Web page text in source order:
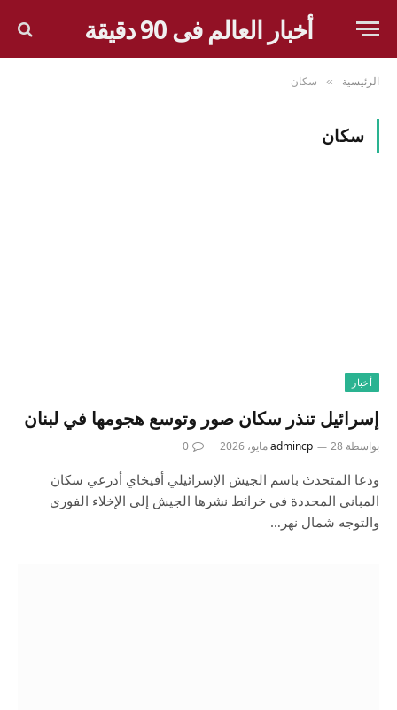
أخبار العالم فى 90 دقيقة
الرئيسية » سكان
سكان
أخبار
إسرائيل تنذر سكان صور وتوسع هجومها في لبنان
بواسطة admincp 28 مايو، 2026 0
ودعا المتحدث باسم الجيش الإسرائيلي أفيخاي أدرعي سكان
المباني المحددة في خرائط نشرها الجيش إلى الإخلاء الفوري
والتوجه شمال نهر…